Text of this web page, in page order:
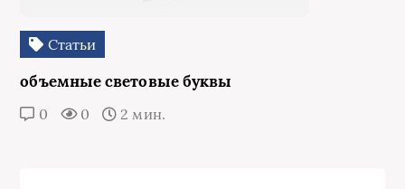
Статьи
объемные световые буквы
0 0 2 мин.